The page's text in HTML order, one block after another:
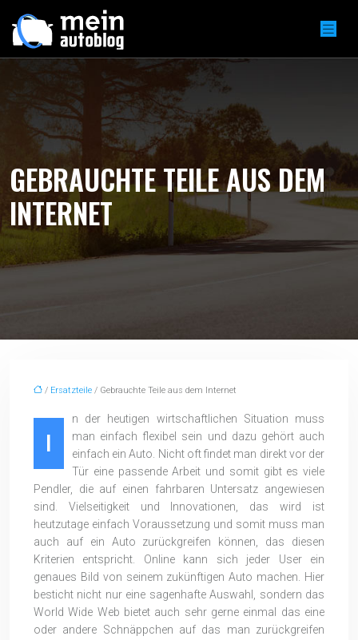
GEBRAUCHTE TEILE AUS DEM
INTERNET
/ Ersatzteile / Gebrauchte Teile aus dem Internet
I
n der heutigen wirtschaftlichen Situation muss
man einfach flexibel sein und dazu gehört auch
einfach ein Auto. Nicht oft findet man direkt vor der
Tür eine passende Arbeit und somit gibt es viele
Pendler, die auf einen fahrbaren Untersatz angewiesen
sind. Vielseitigkeit und Innovationen, das wird ist
heutzutage einfach Voraussetzung und somit muss man
auch auf ein Auto zurückgreifen können, das diesen
Kriterien entspricht. Online kann sich jeder User ein
genaues Bild von seinem zukünftigen Auto machen. Hier
besticht nicht nur eine sagenhafte Auswahl, sondern das
World Wide Web bietet auch sehr gerne einmal das eine
oder andere Schnäppchen auf das man zurückgreifen